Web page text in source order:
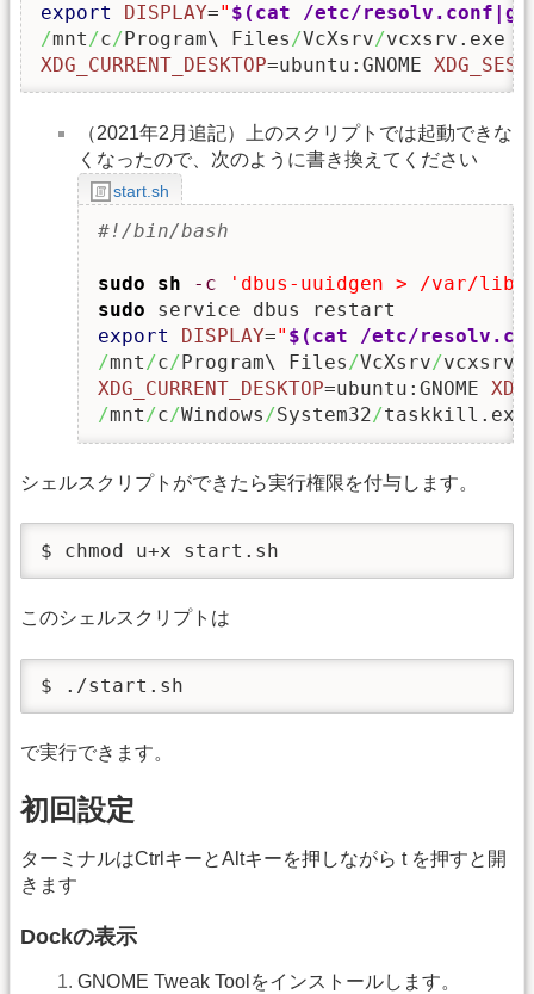
export
DISPLAY=" $(cat /etc/
/mnt/c/ Program\ Files/VcXsrv/vcxsrv.exe :
XDG_CURRENT_DESKTOP=ubuntu:GNOME
（2021年2月追記）上のスクリプトでは起動できな
くなったので、次のように書き換えてください
start.sh
#!/bin/bash
sudo sh -c
'dbus-uuidgen > /var/lib/
sudo
export
DISPLAY=" $(cat /etc/
/mnt/c/ Program\ Files/VcXsrv/
XDG_CURRENT_DESKTOP=ubuntu:GNOME
/mnt/c/Windows/System32/
シェルスクリプトができたら実行権限を付与します。
$ chmod u+x start.sh
このシェルスクリプトは
$ ./start.sh
で実行できます。
初回設定
ターミナルはCtrlキーとAltキーを押しながら t を押すと開
きます
Dockの表示
GNOME Tweak Toolをインストールします。